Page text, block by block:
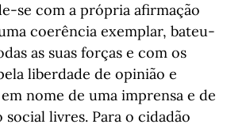
se com a própria afirmação
coerência exemplar, bateu-
as suas forças e com os
liberdade de opinião e
nome de uma imprensa e de
livres. Para o cidadão